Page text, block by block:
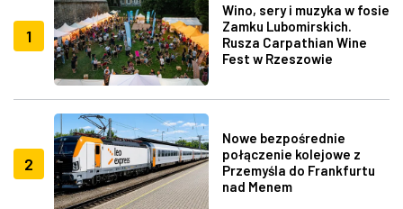
1
Wino, sery i muzyka w fosie
Zamku Lubomirskich.
Rusza Carpathian Wine
Fest w Rzeszowie
2
Nowe bezpośrednie
połączenie kolejowe z
Przemyśla do Frankfurtu
nad Menem